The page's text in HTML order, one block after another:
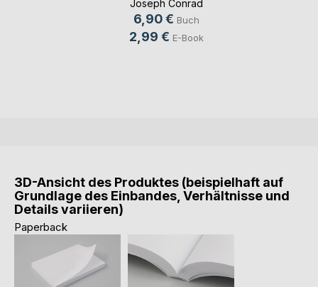
Joseph Conrad
6,90 € Buch
2,99 € E-Book
3D-Ansicht des Produktes (beispielhaft auf
Grundlage des Einbandes, Verhältnisse und
Details variieren)
Paperback